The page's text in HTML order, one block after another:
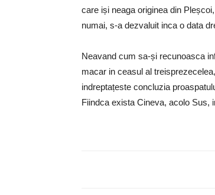
care iși neaga originea din
numai, s-a dezvaluit inca o data
Neavand cum sa-și recunoasca
macar in ceasul al
indreptațeste concluzia
Fiindca exista Cineva, acolo Sus,